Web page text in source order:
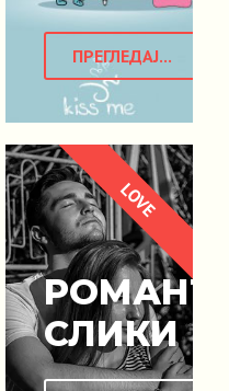
ПРЕГЛЕДАЈ...
СЛИКИ
LOVE